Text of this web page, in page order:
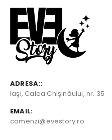
ADRESA::
Iaşi, Calea Chişinăului, nr. 35
EMAIL:
comenzi@evestory.ro